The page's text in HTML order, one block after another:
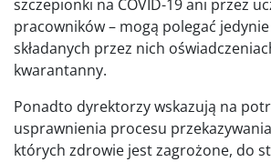
szczepionki na COVID-19 ani przez
pracowników – mogą polegać
składanych przez nich
kwarantanny.
Ponadto dyrektorzy wskazują na
usprawnienia procesu
których zdrowie jest zagrożone, do